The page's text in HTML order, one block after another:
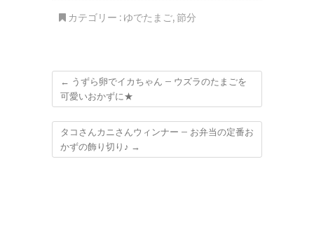
カテゴリー : ゆでたまご,節分
← うずら卵でイカちゃん – ウズラのたまごを
可愛いおかずに★
タコさんカニさんウィンナー – お弁当の定番お
かずの飾り切り♪ →